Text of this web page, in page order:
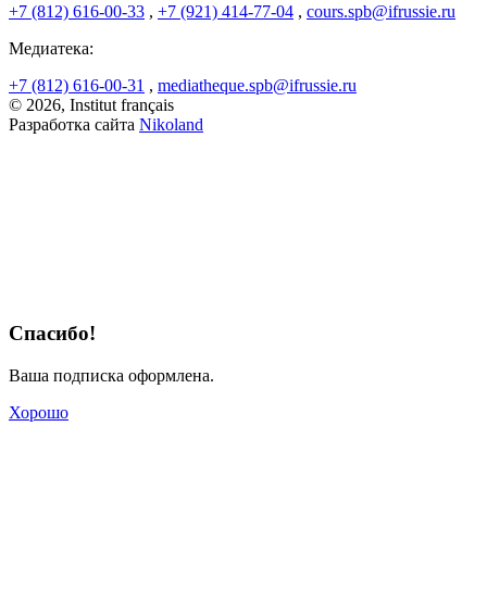
+7 (812) 616-00-33 , +7 (921) 414-77-04 , cours.spb@ifrussie.ru
Медиатека:
+7 (812) 616-00-31 , mediatheque.spb@ifrussie.ru
© 2026, Institut français
Разработка сайта Nikoland
Спасибо!
Ваша подписка оформлена.
Хорошо